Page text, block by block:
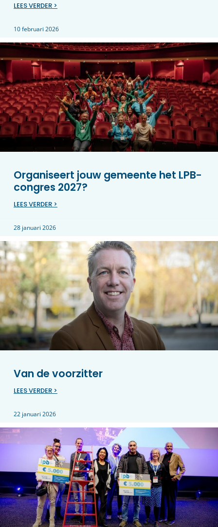
LEES VERDER >
10 februari 2026
Organiseert jouw gemeente het LPB-
congres 2027?
LEES VERDER >
28 januari 2026
Van de voorzitter
LEES VERDER >
22 januari 2026